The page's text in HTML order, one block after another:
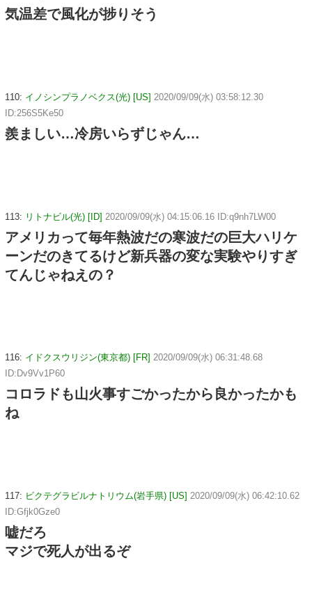
気温差で風化が捗りそう
110: イノシンプラノベクス(光) [US] 2020/09/09(水) 03:58:12.30
ID:256S5Ke50
羨ましい…冷房いらずじゃん…
113: リトナビル(光) [ID] 2020/09/09(水) 04:15:06.16 ID:q9nh7LW00
アメリカって毎年熱波だの寒波だの巨大ハリケ
ーンだのきてるけど新兵器の変な実験やりすぎ
てんじゃねえの？
116: イドクスウリジン(東京都) [FR] 2020/09/09(水) 06:31:48.68
ID:Dv9Vv1P60
コロラドも山火事すごかったから良かったかも
ね
117: ビクテグラビルナトリウム(岩手県) [US] 2020/09/09(水) 06:42:10.62
ID:Gfjk0Gze0
嘘だろ
マジで死人が出るぞ